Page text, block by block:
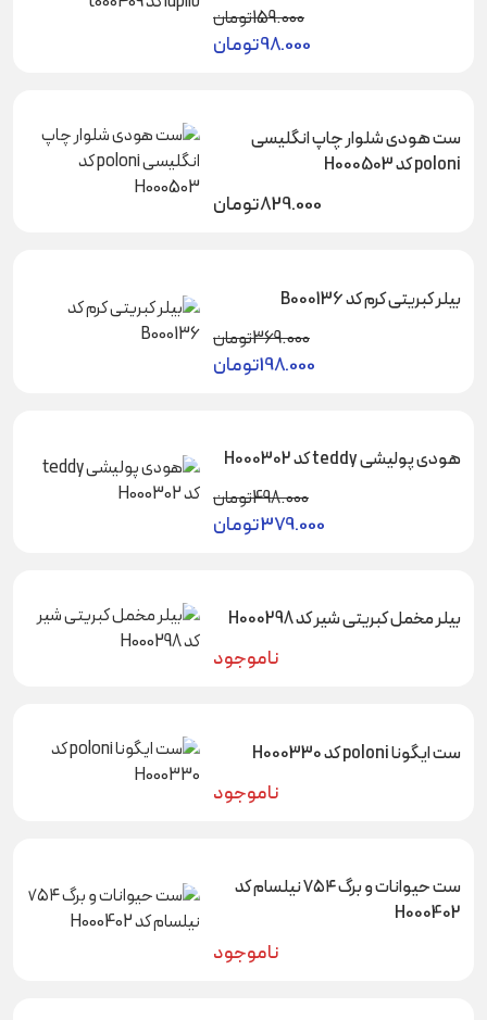
159.000تومان
98.000تومان
ست هودی شلوار چاپ انگلیسی
poloni کد H000503
829.000تومان
بیلر کبریتی کرم کد B000136
369.000تومان
198.000تومان
هودی پولیشی teddy کد H000302
498.000تومان
379.000تومان
بیلر مخمل کبریتی شیر کد H000298
ناموجود
ست ایگونا poloni کد H000330
ناموجود
ست حیوانات و برگ ۷۵۴ نیلسام کد
H000402
ناموجود